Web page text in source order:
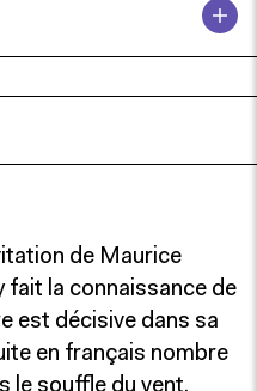
de Maurice
fait la connaissance de
est décisive dans sa
en français nombre